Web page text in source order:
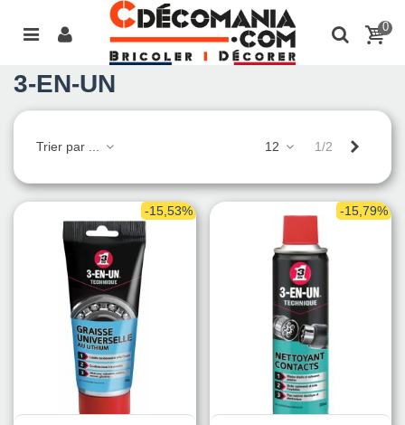
0
3-EN-UN
Trier par ... 12 1/2
-15,53% -15,79%